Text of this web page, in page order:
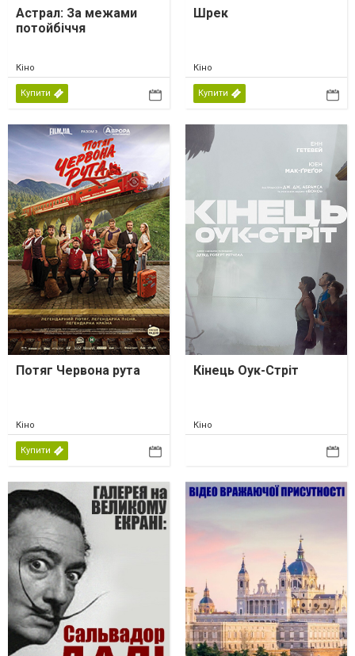
Астрал: За межами
потойбіччя
Кіно
Купити
Шрек
Кіно
Купити
Потяг Червона рута
Кіно
Купити
Кінець Оук-Стріт
Кіно